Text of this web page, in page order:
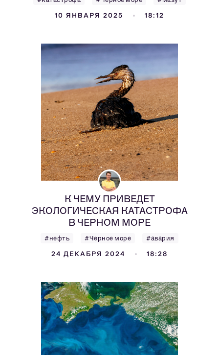
10 ЯНВАРЯ 2025 18:12
К ЧЕМУ ПРИВЕДЕТ
ЭКОЛОГИЧЕСКАЯ КАТАСТРОФА
В ЧЕРНОМ МОРЕ
#нефть #Черное море #авария
24 ДЕКАБРЯ 2024 18:28